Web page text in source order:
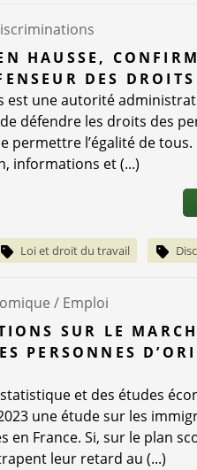
HAUSSE,
DES
est une autorité
défendre les droits des
permettre l’égalité de tous.
informations et (...)
Loi et droit du travail
/ Emploi
SUR LE
PERSONNES
et des études
une étude sur les
en France. Si, sur le plan
leur retard au (...)